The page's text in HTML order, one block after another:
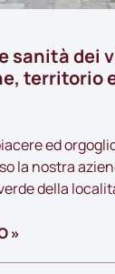
sanità dei
territorio
ed
la nostra
della
»